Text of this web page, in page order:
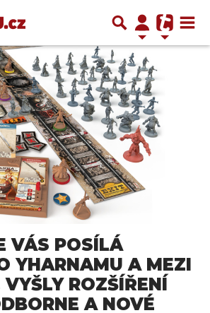
VÁS POSÍLÁ
YHARNAMU A MEZI
ROZŠÍŘENÍ
A NOVÉ